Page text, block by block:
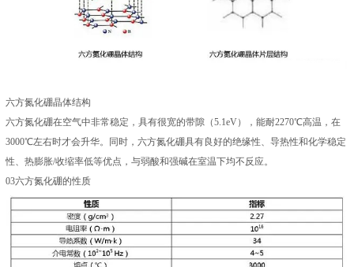
六方氮化硼晶体结构
六方氮化硼在空气中非常稳定，具有很宽的带隙（5.1eV），能耐2270℃高温，在
3000℃左右时才会升华。同时，六方氮化硼具有良好的绝缘性、导热性和化学稳定
性、热膨胀/收缩率低等优点，与弱酸和强碱在室温下均不反应。
03六方氮化硼的性质